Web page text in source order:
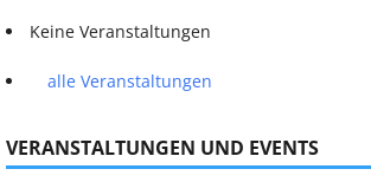
Keine Veranstaltungen
alle Veranstaltungen
VERANSTALTUNGEN UND EVENTS